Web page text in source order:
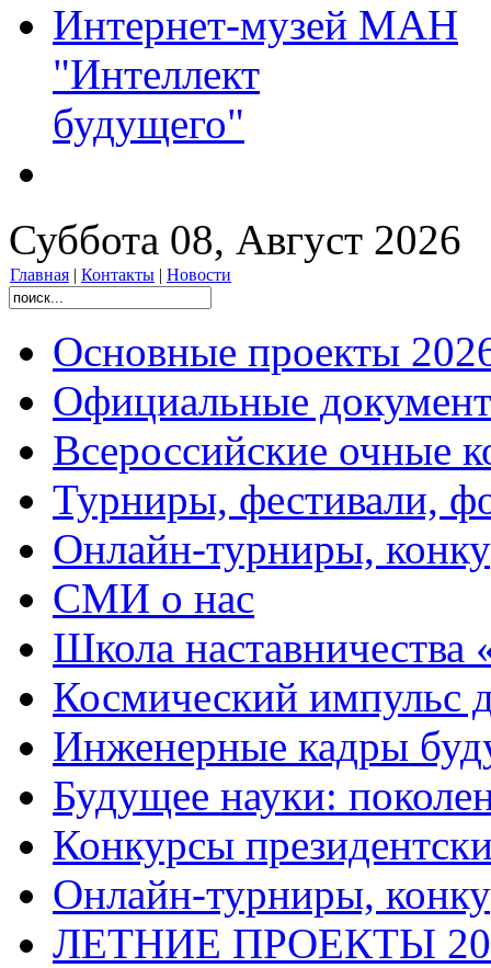
Интернет-музей МАН
"Интеллект
будущего"
Суббота 08, Август 2026
Главная | Контакты | Новости
Основные проекты
Официальные
Всероссийские очные
Турниры, фестивали,
Онлайн-турниры,
СМИ о нас
Школа
Космический импульс
Инженерные кадры
Будущее науки:
Конкурсы
Онлайн-турниры,
ЛЕТНИЕ ПРОЕКТЫ